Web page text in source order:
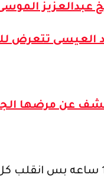
عبدالعزيز
العيسى تتعرض
عن مرضها